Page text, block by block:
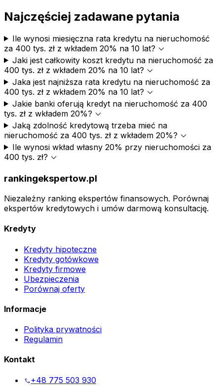
Najczęściej zadawane pytania
Ile wynosi miesięczna rata kredytu na nieruchomość
za 400 tys. zł z wkładem 20% na 10 lat? expand_more
Jaki jest całkowity koszt kredytu na nieruchomość za
400 tys. zł z wkładem 20% na 10 lat? expand_more
Jaka jest najniższa rata kredytu na nieruchomość za
400 tys. zł z wkładem 20% na 10 lat? expand_more
Jakie banki oferują kredyt na nieruchomość za 400
tys. zł z wkładem 20%? expand_more
Jaką zdolność kredytową trzeba mieć na
nieruchomość za 400 tys. zł z wkładem 20%? expand_more
Ile wynosi wkład własny 20% przy nieruchomości za
400 tys. zł? expand_more
rankingekspertow.pl
Niezależny ranking ekspertów finansowych. Porównaj
ekspertów kredytowych i umów darmową konsultację.
Kredyty
Kredyty hipoteczne
Kredyty gotówkowe
Kredyty firmowe
Ubezpieczenia
Porównaj oferty
Informacje
Polityka prywatności
Regulamin
Kontakt
phone+48 775 503 930